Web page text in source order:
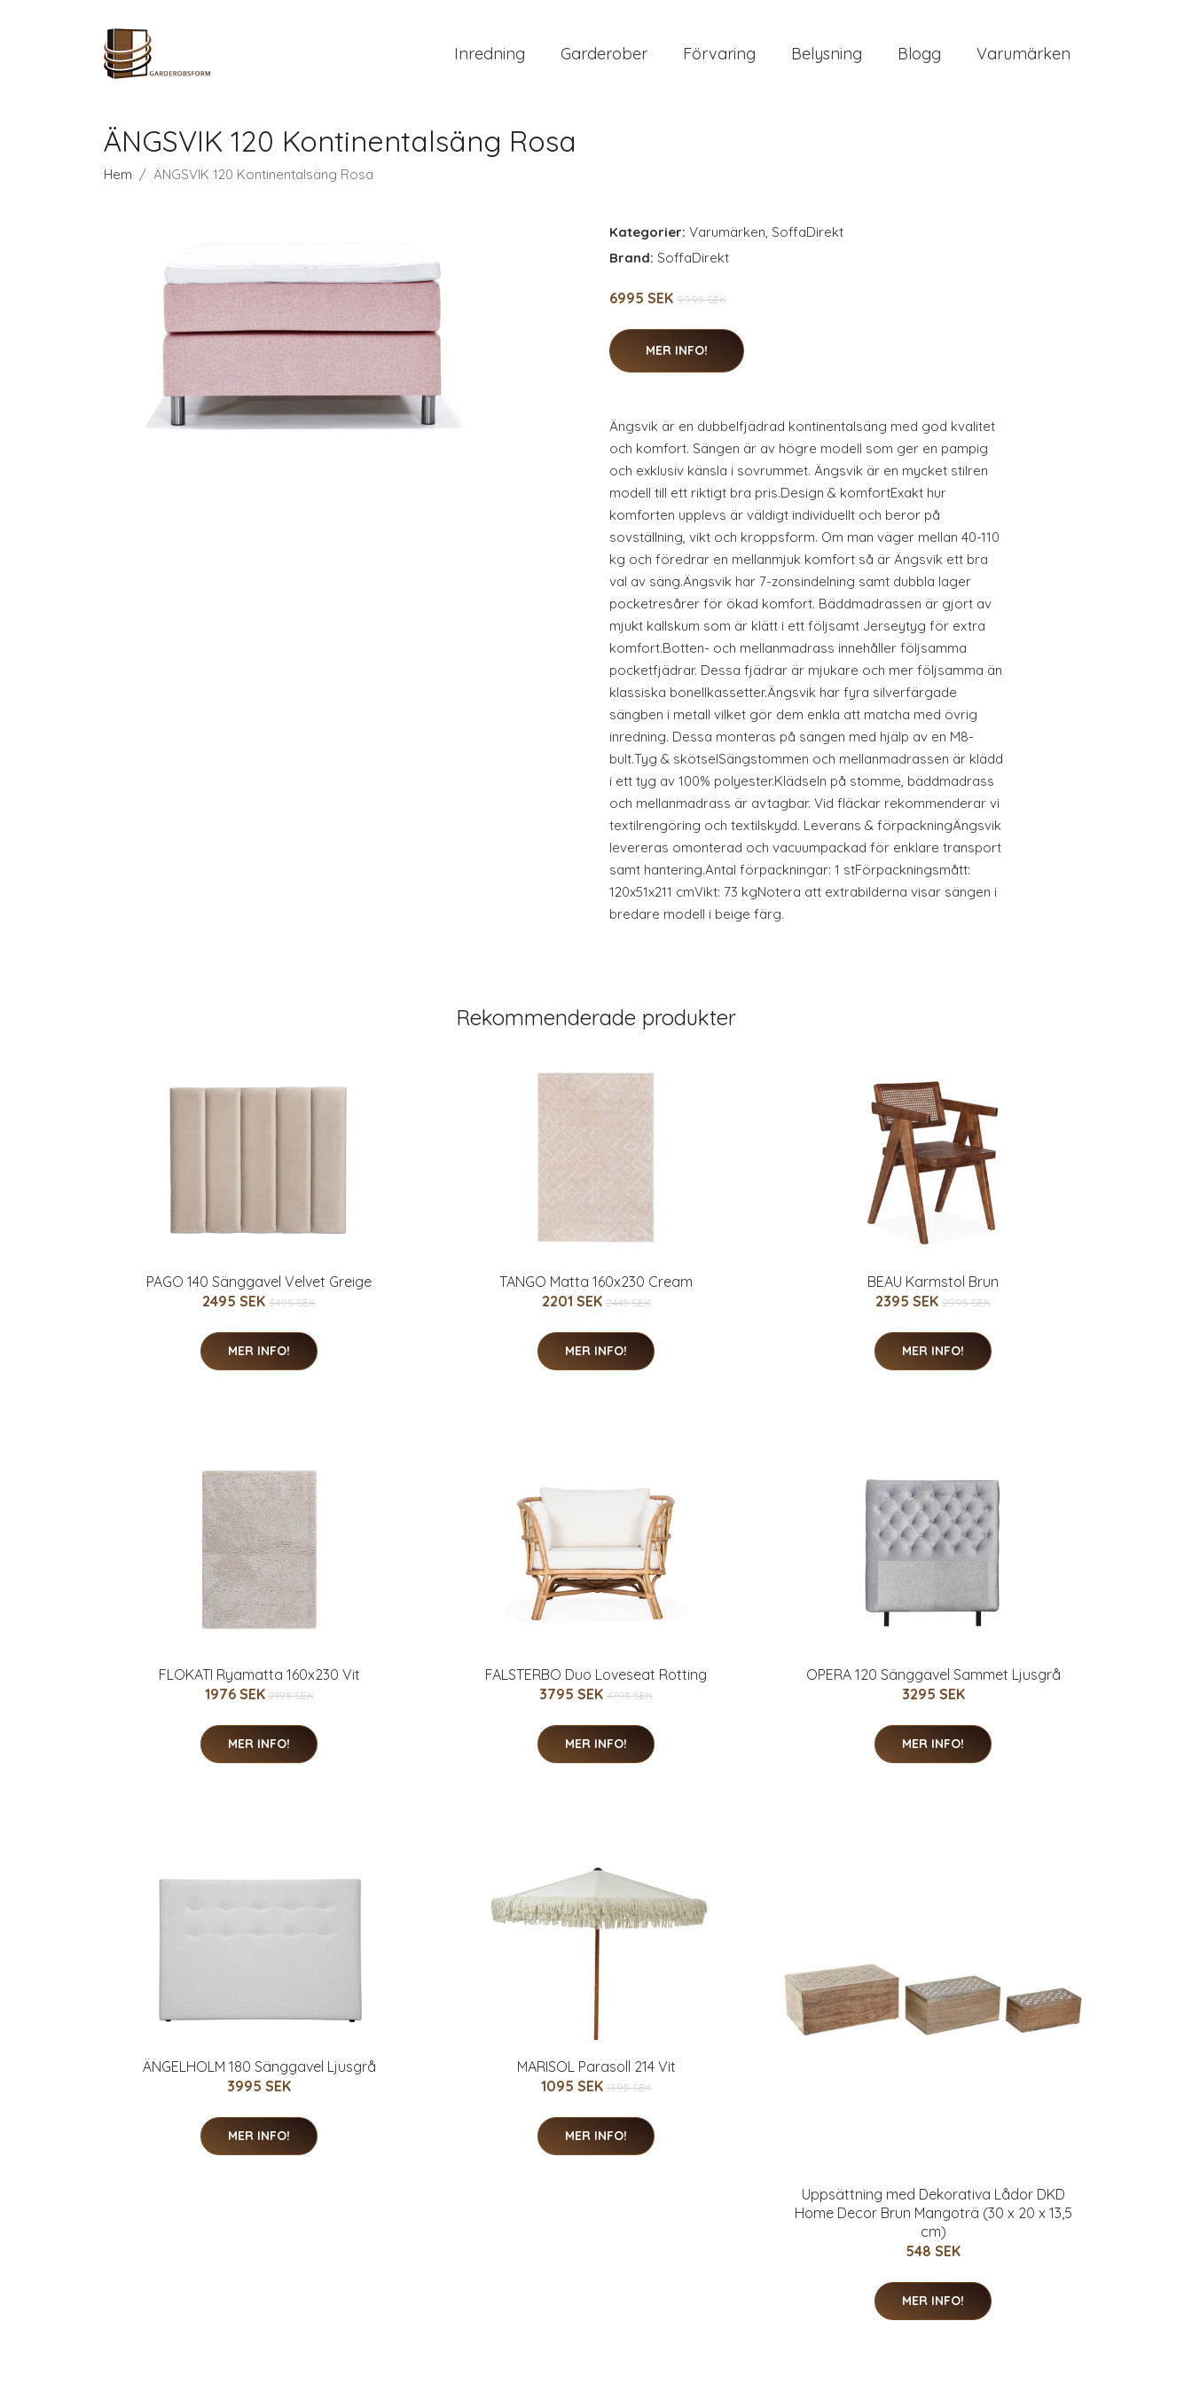
Inredning Garderober Förvaring Belysning Blogg Varumärken
ÄNGSVIK 120 Kontinentalsäng Rosa
Hem ÄNGSVIK 120 Kontinentalsäng Rosa
Kategorier: Varumärken, SoffaDirekt
Brand: SoffaDirekt
6995 SEK 9995 SEK
MER INFO!
Ängsvik är en dubbelfjädrad kontinentalsäng med god kvalitet
och komfort. Sängen är av högre modell som ger en pampig
och exklusiv känsla i sovrummet. Ängsvik är en mycket stilren
modell till ett riktigt bra pris.Design & komfortExakt hur
komforten upplevs är väldigt individuellt och beror på
sovställning, vikt och kroppsform. Om man väger mellan 40-110
kg och föredrar en mellanmjuk komfort så är Ängsvik ett bra
val av säng.Ängsvik har 7-zonsindelning samt dubbla lager
pocketresårer för ökad komfort. Bäddmadrassen är gjort av
mjukt kallskum som är klätt i ett följsamt Jerseytyg för extra
komfort.Botten- och mellanmadrass innehåller följsamma
pocketfjädrar. Dessa fjädrar är mjukare och mer följsamma än
klassiska bonellkassetter.Ängsvik har fyra silverfärgade
sängben i metall vilket gör dem enkla att matcha med övrig
inredning. Dessa monteras på sängen med hjälp av en M8-
bult.Tyg & skötselSängstommen och mellanmadrassen är klädd
i ett tyg av 100% polyester.Klädseln på stomme, bäddmadrass
och mellanmadrass är avtagbar. Vid fläckar rekommenderar vi
textilrengöring och textilskydd. Leverans & förpackningÄngsvik
levereras omonterad och vacuumpackad för enklare transport
samt hantering.Antal förpackningar: 1 stFörpackningsmått:
120x51x211 cmVikt: 73 kgNotera att extrabilderna visar sängen i
bredare modell i beige färg.
Rekommenderade produkter
PAGO 140 Sänggavel Velvet Greige
2495 SEK 3495 SEK
MER INFO!
TANGO Matta 160x230 Cream
2201 SEK 2445 SEK
MER INFO!
BEAU Karmstol Brun
2395 SEK 2995 SEK
MER INFO!
FLOKATI Ryamatta 160x230 Vit
1976 SEK 2195 SEK
MER INFO!
FALSTERBO Duo Loveseat Rotting
3795 SEK 4795 SEK
MER INFO!
OPERA 120 Sänggavel Sammet Ljusgrå
3295 SEK
MER INFO!
ÄNGELHOLM 180 Sänggavel Ljusgrå
3995 SEK
MER INFO!
MARISOL Parasoll 214 Vit
1095 SEK 1395 SEK
MER INFO!
Uppsättning med Dekorativa Lådor DKD
Home Decor Brun Mangoträ (30 x 20 x 13,5
cm)
548 SEK
MER INFO!